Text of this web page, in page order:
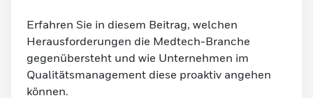
Erfahren Sie in diesem Beitrag, welchen
Herausforderungen die Medtech-Branche
gegenübersteht und wie Unternehmen im
Qualitätsmanagement diese proaktiv angehen
können.